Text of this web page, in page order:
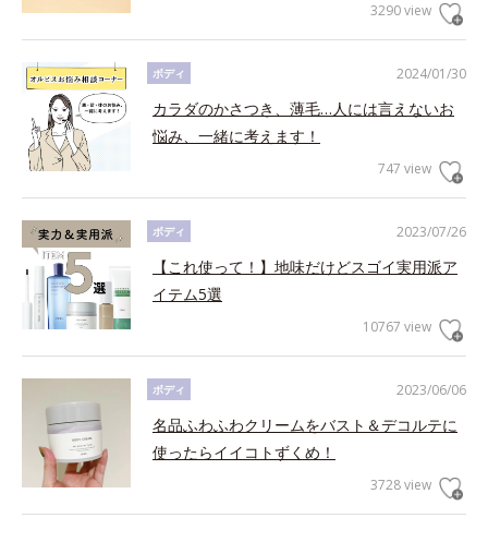
3290 view
2024/01/30
ボディ
カラダのかさつき、薄毛…人には言えないお
悩み、一緒に考えます！
747 view
2023/07/26
ボディ
【これ使って！】地味だけどスゴイ実用派ア
イテム5選
10767 view
2023/06/06
ボディ
名品ふわふわクリームをバスト＆デコルテに
使ったらイイコトずくめ！
3728 view